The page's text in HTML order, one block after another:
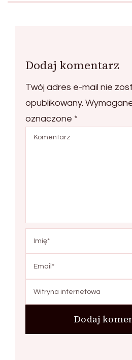
Dodaj komentarz
Twój adres e-mail nie
opublikowany.
oznaczone *